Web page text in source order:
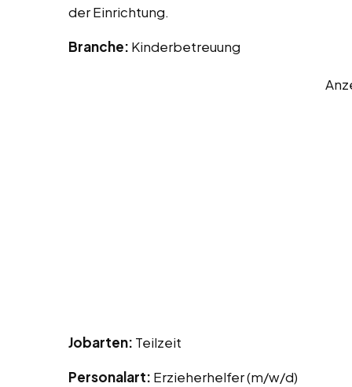
der Einrichtung.
Branche: Kinderbetreuung
Jobarten: Teilzeit
Personalart: Erzieherhelfer (m/w/d)